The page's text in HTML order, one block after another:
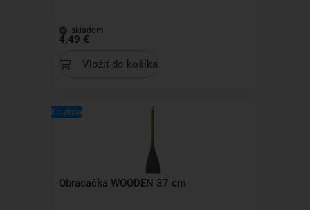
skladom
4,49 €
Vložiť do košíka
Kolekcia
Obracačka WOODEN 37 cm